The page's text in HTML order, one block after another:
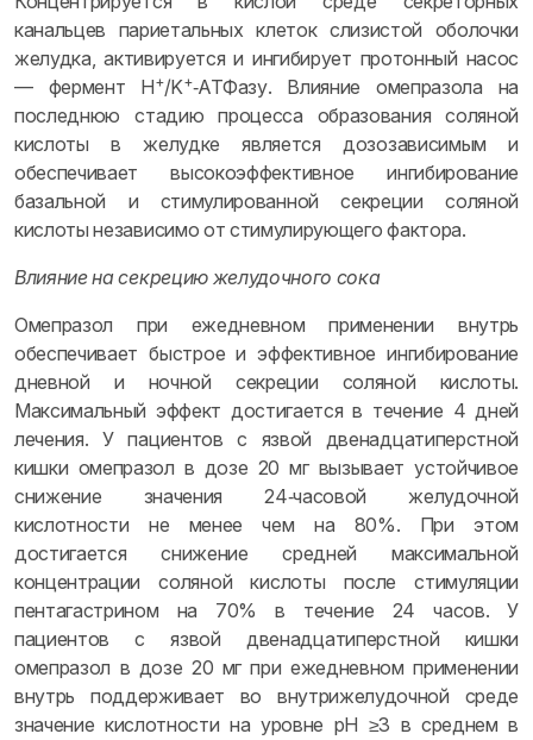
канальцев париетальных клеток слизистой оболочки
желудка, активируется и ингибирует протонный насос
— фермент H+/K+‑АТФазу. Влияние омепразола на
последнюю стадию процесса образования соляной
кислоты в желудке является дозозависимым и
обеспечивает высокоэффективное ингибирование
базальной и стимулированной секреции соляной
кислоты независимо от стимулирующего фактора.
Влияние на секрецию желудочного сока
Омепразол при ежедневном применении внутрь
обеспечивает быстрое и эффективное ингибирование
дневной и ночной секреции соляной кислоты.
Максимальный эффект достигается в течение 4 дней
лечения. У пациентов с язвой двенадцатиперстной
кишки омепразол в дозе 20 мг вызывает устойчивое
снижение значения 24‑часовой желудочной
кислотности не менее чем на 80%. При этом
достигается снижение средней максимальной
концентрации соляной кислоты после стимуляции
пентагастрином на 70% в течение 24 часов. У
пациентов с язвой двенадцатиперстной кишки
омепразол в дозе 20 мг при ежедневном применении
внутрь поддерживает во внутрижелудочной среде
значение кислотности на уровне pH ≥3 в среднем в